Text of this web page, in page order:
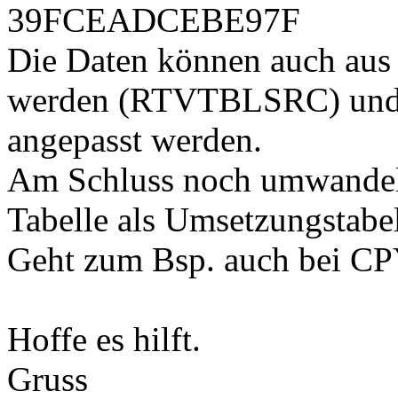
39FCEADCEBE97F
Die Daten können auch
werden (RTVTBLSRC)
angepasst werden.
Am Schluss noch
Tabelle als
Geht zum Bsp. auch bei
Hoffe es hilft.
Gruss